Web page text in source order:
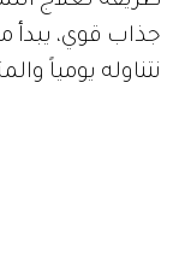
جذاب قوي، يبدأ
نتناوله يومياً